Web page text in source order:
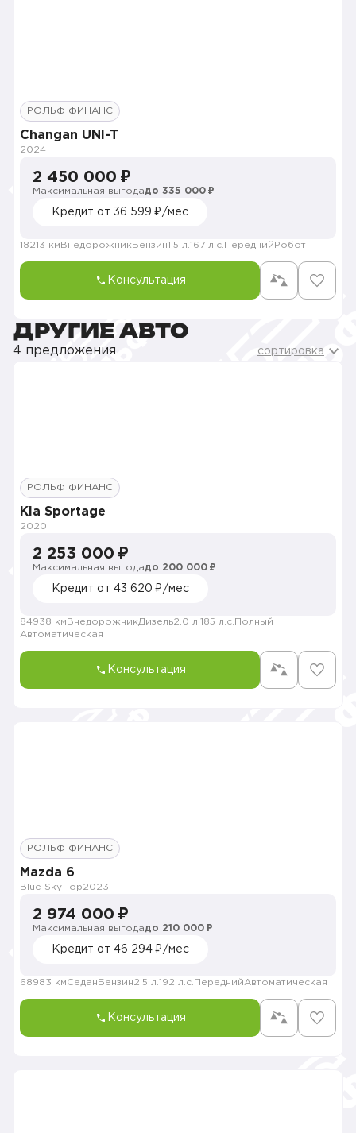
РОЛЬФ ФИНАНС
Changan UNI-T
2024
2 450 000 ₽
Максимальная выгодадо 335 000 ₽
Кредит от 36 599 ₽/мес
18213 км Внедорожник Бензин1.5 л. 167 л.с. Передний Робот
Консультация
ДРУГИЕ АВТО
4 предложения сортировка
РОЛЬФ ФИНАНС
Kia Sportage
2020
2 253 000 ₽
Максимальная выгодадо 200 000 ₽
Кредит от 43 620 ₽/мес
84938 км ВнедорожникДизель2.0 л. 185 л.с. Полный
Автоматическая
Консультация
РОЛЬФ ФИНАНС
Mazda 6
Blue Sky Top2023
2 974 000 ₽
Максимальная выгодадо 210 000 ₽
Кредит от 46 294 ₽/мес
68983 кмСедан Бензин2.5 л. 192 л.с. ПереднийАвтоматическая
Консультация